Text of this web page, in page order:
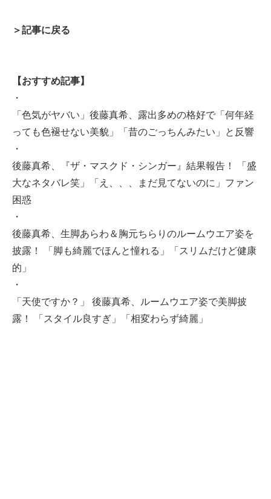
＞記事に戻る
【おすすめ記事】
・
「色気がヤバい」後藤真希、露出多めの格好で「何年経
っても色褪せない美貌」「昔のごっちんみたい」と反響
・
後藤真希、『ザ・マスクド・シンガー』結果報告！ 「盛
大なネタバレ笑」「え、、、まだ見てないのに」ファン
困惑
・
後藤真希、生脚あらわ＆胸元ちらりのルームウエア姿を
披露！ 「脚も綺麗でほんと憧れる」「スリムだけど健康
的」
・
「天使ですか？」 後藤真希、ルームウエア姿で美脚披
露！ 「スタイル良すぎ」「相変わらず綺麗」